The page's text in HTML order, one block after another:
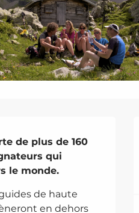
de plus de 160
qui
le monde.
de haute
en dehors